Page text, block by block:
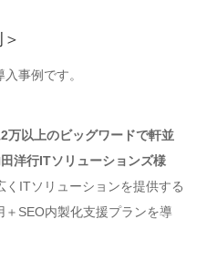
事例です。
万以上のビッグワードで軒並
洋行ITソリューションズ様
ITソリューションを提供する
＋SEO内製化支援プランを導